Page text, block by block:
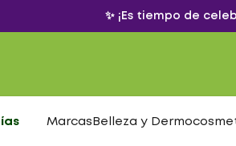
✨ ¡Es tiempo de
Marcas Belleza y